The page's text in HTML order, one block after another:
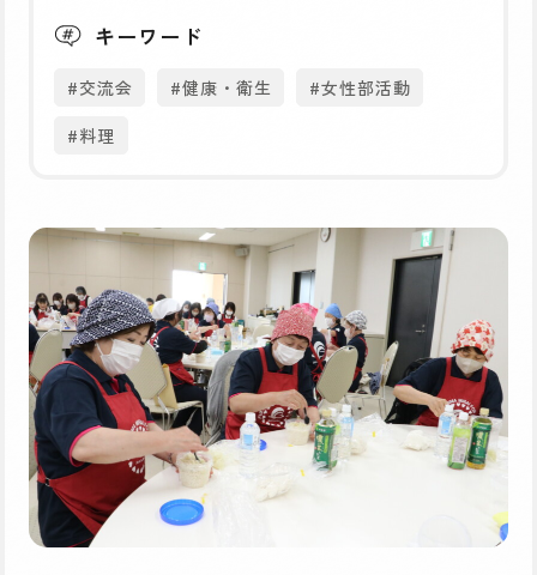
キーワード
#交流会 #健康・衛生
#女性部活動
#料理